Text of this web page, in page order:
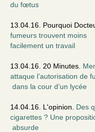
du fœtus
13.04.16. Pourquoi
fumeurs trouvent moins
facilement un travail
13.04.16. 20 Minutes.
attaque l’autorisation de
dans la cour d’un lycée
14.04.16. L'opinion. Des
cigarettes ? Une
absurde